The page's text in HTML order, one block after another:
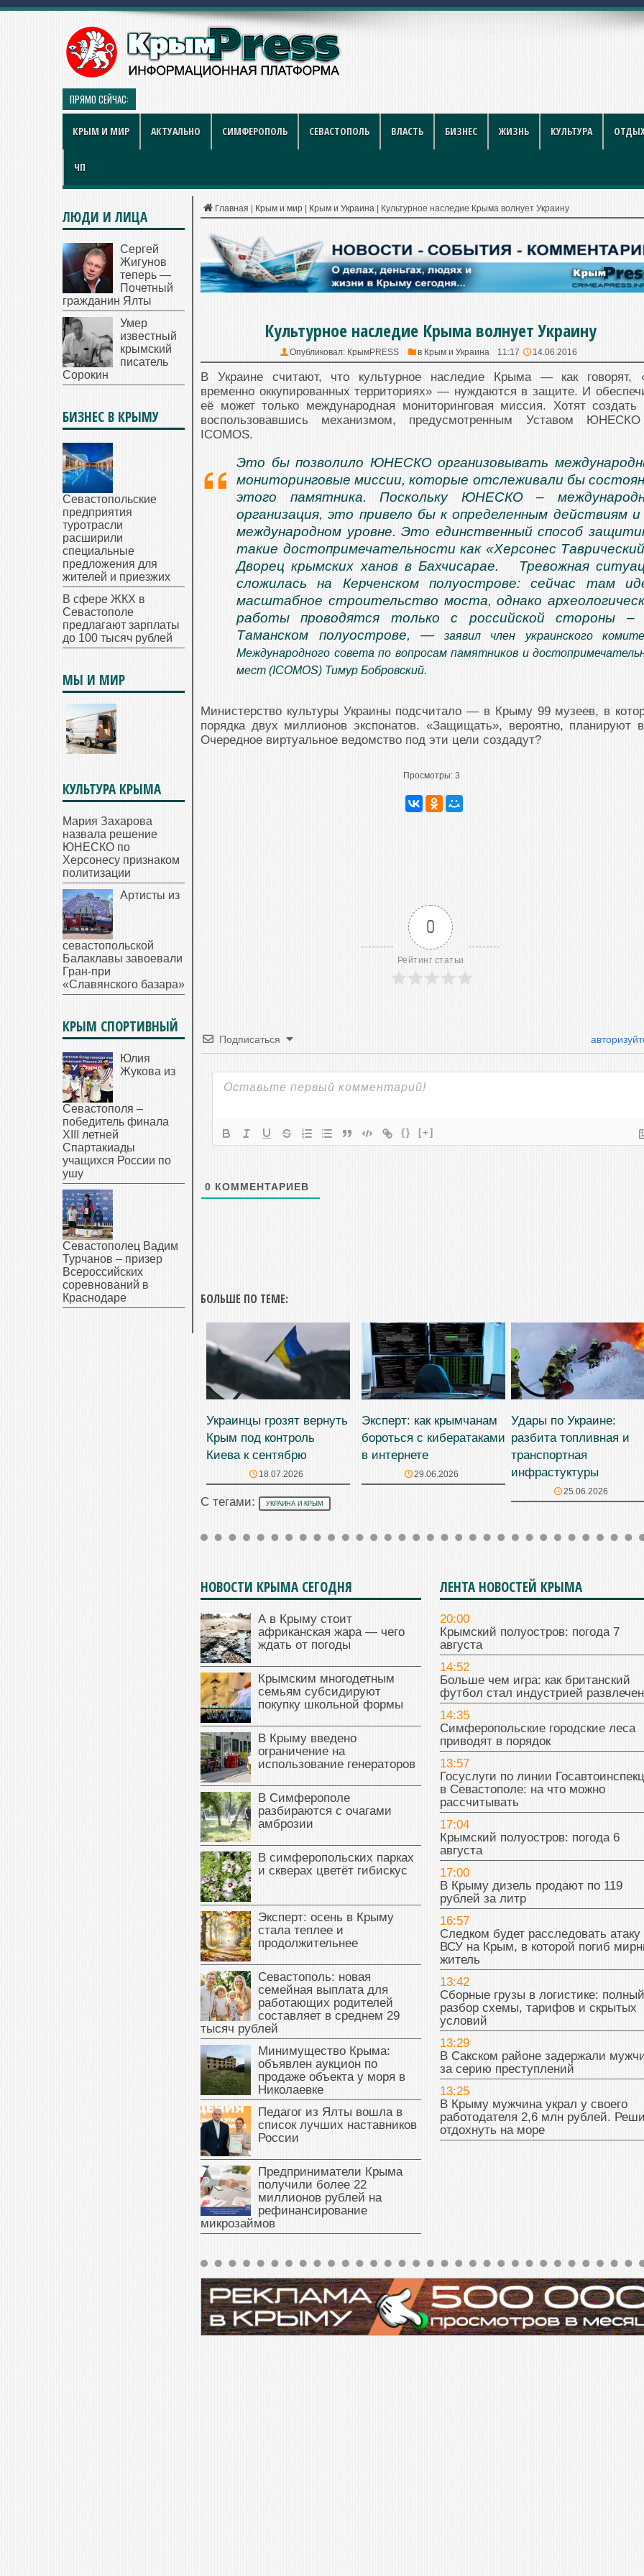
ПРЯМО СЕЙЧАС:
КРЫМ И МИР АКТУАЛЬНО СИМФЕРОПОЛЬ СЕВАСТОПОЛЬ ВЛАСТЬ БИЗНЕС ЖИЗНЬ КУЛЬТУРА
ЧП
Главная Крым и мир Крым и Украина Культурное наследие Крыма волнует Украину
Культурное наследие Крыма волнует Украину
Опубликовал: КрымPRESS в Крым и Украина 11:17 14.06.2016
В Украине считают, что культурное наследие Крыма — как говорят,
временно оккупированных территориях» — нуждаются в защите. И
её может только международная мониторинговая миссия. Хотят создать
воспользовавшись механизмом, предусмотренным Уставом
ICOMOS.
Это бы позволило ЮНЕСКО организовывать
мониторинговые миссии, которые отслеживали бы
этого памятника. Поскольку ЮНЕСКО –
организация, это привело бы к определенным действиям и
международном уровне. Это единственный способ
такие достопримечательности как «Херсонес
Дворец крымских ханов в Бахчисарае. Тревожная
сложилась на Керченском полуострове: сейчас там
масштабное строительство моста, однако
работы проводятся только с российской стороны –
Таманском полуострове, — заявил член украинского
Международного совета по вопросам памятников и
мест (ICOMOS) Тимур Бобровский.
Министерство культуры Украины подсчитало — в Крыму 99 музеев, в
порядка двух миллионов экспонатов. «Защищать», вероятно, планируют
Очередное виртуальное ведомство под эти цели создадут?
Просмотры: 3
0
Рейтинг статьи
Подписаться
{} [+]
0 КОММЕНТАРИЕВ
БОЛЬШЕ ПО ТЕМЕ:
Украинцы грозят вернуть
Крым под контроль
Киева к сентябрю
18.07.2026
Эксперт: как крымчанам
бороться с кибератаками
в интернете
29.06.2026
Удары по Украине:
разбита топливная и
транспортная
инфрастуктуры
25.06.2026
С тегами: УКРАИНА И КРЫМ
НОВОСТИ КРЫМА СЕГОДНЯ
А в Крыму стоит
африканская жара — чего
ждать от погоды
Крымским многодетным
семьям субсидируют
покупку школьной формы
В Крыму введено
ограничение на
использование генераторов
В Симферополе
разбираются с очагами
амброзии
В симферопольских парках
и скверах цветёт гибискус
Эксперт: осень в Крыму
стала теплее и
продолжительнее
Севастополь: новая
семейная выплата для
работающих родителей
составляет в среднем 29
тысяч рублей
Минимущество Крыма:
объявлен аукцион по
продаже объекта у моря в
Николаевке
Педагог из Ялты вошла в
список лучших наставников
России
Предприниматели Крыма
получили более 22
миллионов рублей на
рефинансирование
микрозаймов
ЛЕНТА НОВОСТЕЙ КРЫМА
20:00
Крымский полуостров: погода 7
августа
14:52
Больше чем игра: как британский
футбол стал индустрией
14:35
Симферопольские городские леса
приводят в порядок
13:57
Госуслуги по линии
в Севастополе: на что можно
рассчитывать
17:04
Крымский полуостров: погода 6
августа
17:00
В Крыму дизель продают по 119
рублей за литр
16:57
Следком будет расследовать атаку
ВСУ на Крым, в которой погиб
житель
13:42
Сборные грузы в логистике: полный
разбор схемы, тарифов и скрытых
условий
13:29
В Сакском районе задержали
за серию преступлений
13:25
В Крыму мужчина украл у своего
работодателя 2,6 млн рублей.
отдохнуть на море
ЛЮДИ И ЛИЦА
Сергей
Жигунов
теперь —
Почетный
гражданин Ялты
Умер
известный
крымский
писатель
Сорокин
БИЗНЕС В КРЫМУ
Севастопольские
предприятия
туротрасли
расширили
специальные
предложения для
жителей и приезжих
В сфере ЖКХ в
Севастополе
предлагают зарплаты
до 100 тысяч рублей
МЫ И МИР
КУЛЬТУРА КРЫМА
Мария Захарова
назвала решение
ЮНЕСКО по
Херсонесу признаком
политизации
Артисты из
севастопольской
Балаклавы завоевали
Гран-при
«Славянского базара»
КРЫМ СПОРТИВНЫЙ
Юлия
Жукова из
Севастополя –
победитель финала
XIII летней
Спартакиады
учащихся России по
ушу
Севастополец Вадим
Турчанов – призер
Всероссийских
соревнований в
Краснодаре